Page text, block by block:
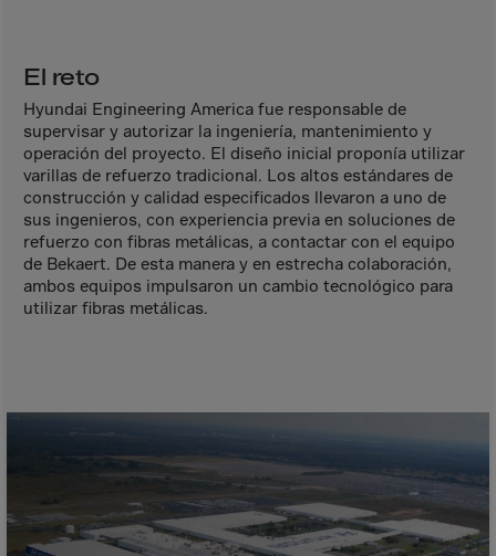
Austria
Azerbaijan
Bahamas
Bahrain
Bangladesh
Barbados
Belarus
Belgium
Bhutan
Bosnia-Herz.
El reto
Hyundai Engineering America fue responsable de
supervisar y autorizar la ingeniería, mantenimiento y
operación del proyecto. El diseño inicial proponía utilizar
varillas de refuerzo tradicional. Los altos estándares de
construcción y calidad especificados llevaron a uno de
sus ingenieros, con experiencia previa en soluciones de
refuerzo con fibras metálicas, a contactar con el equipo
de Bekaert. De esta manera y en estrecha colaboración,
ambos equipos impulsaron un cambio tecnológico para
utilizar fibras metálicas.